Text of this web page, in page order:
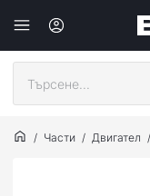
Части Двигател